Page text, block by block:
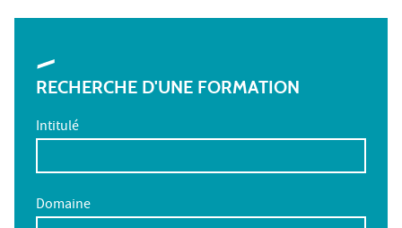
RECHERCHE D'UNE FORMATION
Intitulé
Domaine